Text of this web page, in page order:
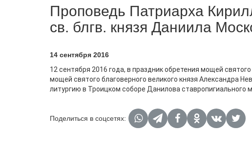
Проповедь Патриарха
св. блгв. князя Даниила
14 сентября 2016
12 сентября 2016 года, в праздник обретения мощей
мощей святого благоверного великого князя Александра
литургию в Троицком соборе Данилова ставропигиального
Поделиться в соцсетях: